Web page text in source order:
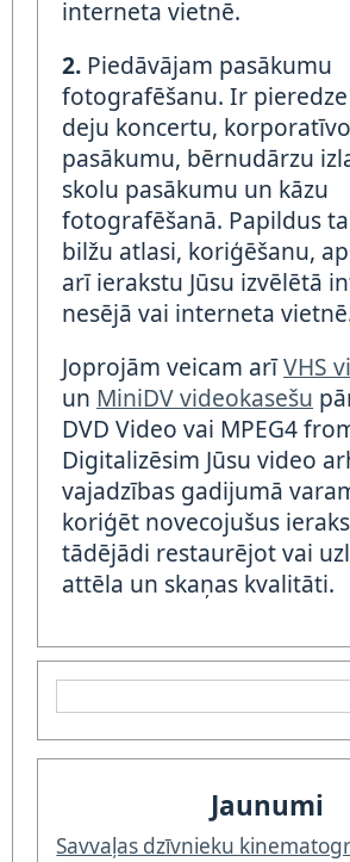
interneta vietnē.
2. Piedāvājam pasākumu
fotografēšanu. Ir
deju koncertu, korporatīvo
pasākumu, bērnudārzu
skolu pasākumu un kāzu
fotografēšanā. Papildus
bilžu atlasi, koriģēšanu,
arī ierakstu Jūsu izvēlētā
nesējā vai interneta
Joprojām veicam arīVHS
un MiniDV videokasešu
DVD Video vai MPEG4
Digitalizēsim Jūsu video
vajadzības gadijumā
koriģēt novecojušus
tādējādi restaurējot vai
attēla un skaņas kvalitāti.
Jaunumi
Savvaļas dzīvnieku